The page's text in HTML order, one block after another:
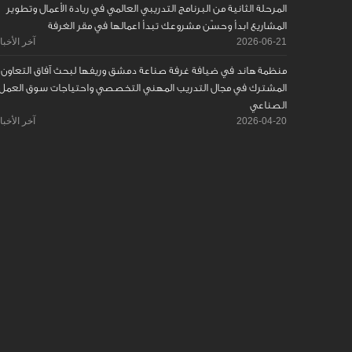
المرحلة الثانية من البرنامج التدريبي العالمي في ريادة الأعمال وتطوير
المشاريع ابدأ وحسّن مشروعك تبدأ اعمالها في مقر الغرفة
2026-06-21 آخر
منظمة هاند في ضيافة غرفة صناعة دمشق وريفها لبحث آفاق التعاون
المشترك في مجال التدريب المهني التخصصي واحتياجات سوق
الصناعي
2026-04-20 آخر